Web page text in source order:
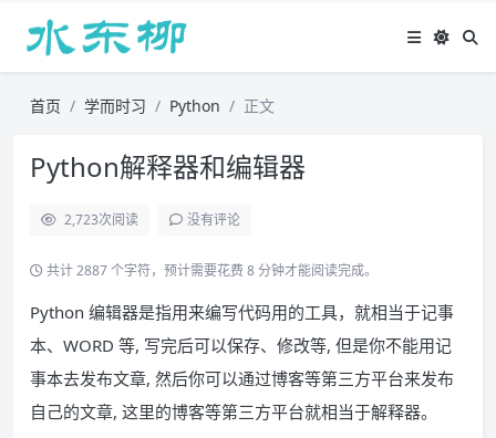
首页 学而时习 Python 正文
Python解释器和编辑器
2,723次阅读 没有评论
共计 2887 个字符，预计需要花费 8 分钟才能阅读完成。
Python 编辑器是指用来编写代码用的工具，就相当于记事
本、WORD 等, 写完后可以保存、修改等, 但是你不能用记
事本去发布文章, 然后你可以通过博客等第三方平台来发布
自己的文章, 这里的博客等第三方平台就相当于解释器。